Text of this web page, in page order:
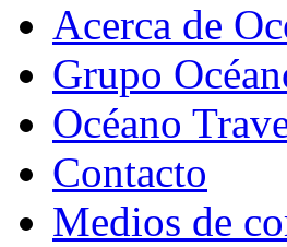
Acerca de
Grupo
Océano
Contacto
Medios de